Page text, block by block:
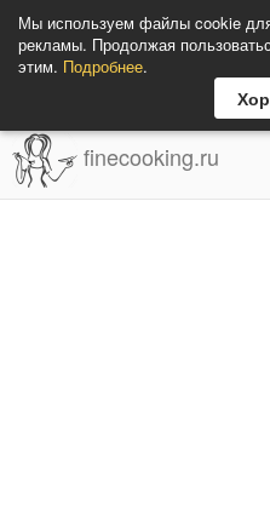
Мы используем файлы cookie
рекламы. Продолжая
этим. Подробнее.
finecooking.ru